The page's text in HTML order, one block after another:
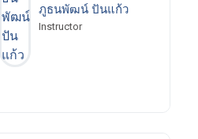
ภูธนพัฒน์ ปันแก้ว
Instructor